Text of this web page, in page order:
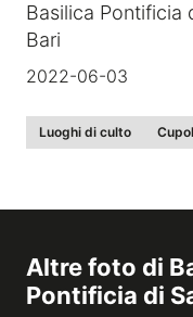
Basilica Pontificia
Bari
2022-06-03
Luoghi di culto
Altre foto di
Pontificia di